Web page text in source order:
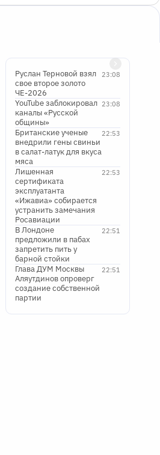
23:08
Руслан Терновой взял
свое второе золото
ЧЕ-2026
23:08
YouTube заблокировал
каналы «Русской
общины»
22:53
Британские ученые
внедрили гены свиньи
в салат-латук для вкуса
мяса
22:53
Лишенная
сертификата
эксплуатанта
«Ижавиа» собирается
устранить замечания
Росавиации
22:51
В Лондоне
предложили в пабах
запретить пить у
барной стойки
22:51
Глава ДУМ Москвы
Аляутдинов опроверг
создание собственной
партии